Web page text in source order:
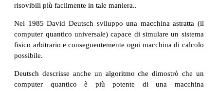
risovibili più facilmente in tale maniera..
Nel 1985 David Deutsch sviluppo una macchina astratta (il
computer quantico universale) capace di simulare un sistema
fisico arbitrario e conseguentemente ogni macchina di calcolo
possibile.
Deutsch descrisse anche un algoritmo che dimostrò che un
computer quantico è più potente di una macchina